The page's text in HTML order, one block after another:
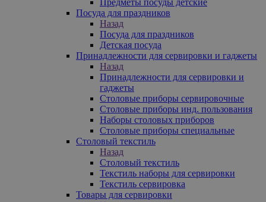
Посуда для праздников
Назад
Посуда для праздников
Детская посуда
Принадлежности для сервировки и гаджеты
Назад
Принадлежности для сервировки и
гаджеты
Столовые приборы сервировочные
Столовые приборы инд. пользования
Наборы столовых приборов
Столовые приборы специальные
Столовый текстиль
Назад
Столовый текстиль
Текстиль наборы для сервировки
Текстиль сервировка
Товары для сервировки